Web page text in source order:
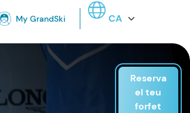
My GrandSki Select your language
Reserva
el teu
forfet